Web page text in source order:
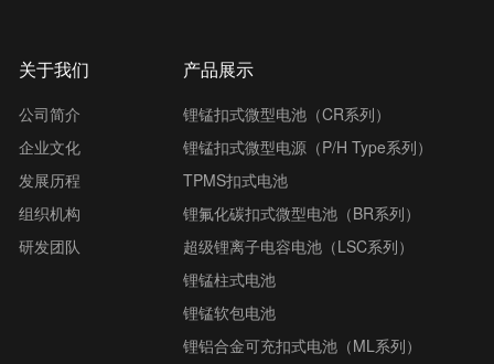
关于我们
公司简介
企业文化
发展历程
组织机构
研发团队
产品展示
锂锰扣式微型电池（CR系列）
锂锰扣式微型电源（P/H Type系列）
TPMS扣式电池
锂氟化碳扣式微型电池（BR系列）
超级锂离子电容电池（LSC系列）
锂锰柱式电池
锂锰软包电池
锂铝合金可充扣式电池（ML系列）